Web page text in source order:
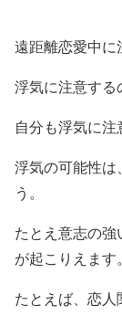
遠距離恋愛中に
浮気に注意する
自分も浮気に注
浮気の可能性は
う。
たとえ意志の強
が起こりえます
たとえば、恋人